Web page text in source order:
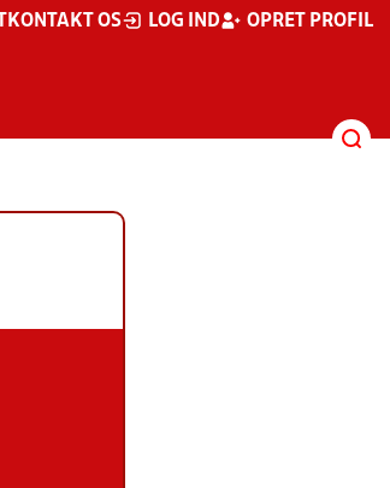
KONTAKT OS LOG IND OPRET PROFIL